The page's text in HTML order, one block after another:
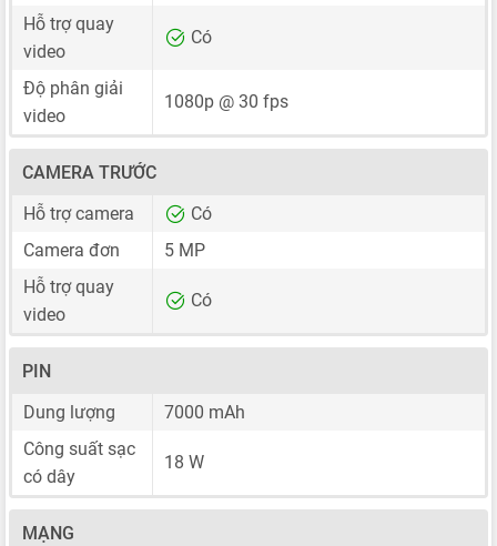
Hỗ trợ quay
video
Có
Độ phân giải
video
1080p @ 30 fps
CAMERA TRƯỚC
Hỗ trợ camera
Có
Camera đơn
5 MP
Hỗ trợ quay
video
Có
PIN
Dung lượng
7000 mAh
Công suất sạc
có dây
18 W
MẠNG